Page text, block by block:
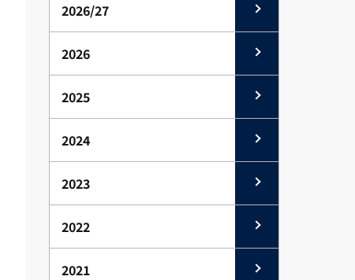
2026/27
2026
2025
2024
2023
2022
2021